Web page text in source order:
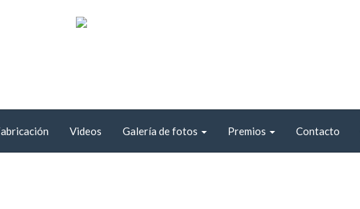
Videos Galería de fotos Premios Contacto